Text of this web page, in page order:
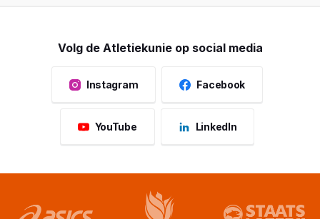
Volg de Atletiekunie op social media
Instagram Facebook
YouTube LinkedIn